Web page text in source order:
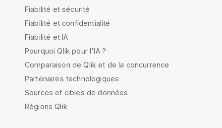
Fiabilité et sécurité
Fiabilité et confidentialité
Fiabilité et IA
Pourquoi Qlik pour l'IA ?
Comparaison de Qlik et de la concurrence
Partenaires technologiques
Sources et cibles de données
Régions Qlik